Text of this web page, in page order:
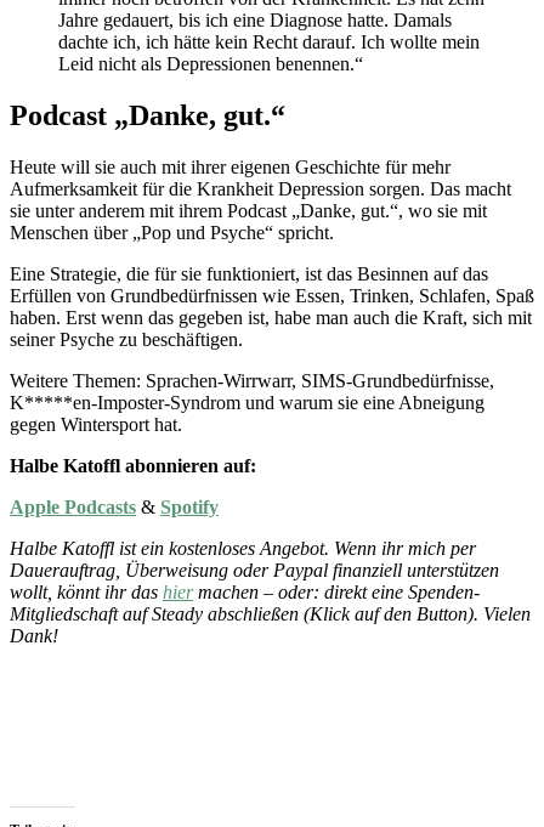
Jahre gedauert, bis ich eine Diagnose hatte. Damals
dachte ich, ich hätte kein Recht darauf. Ich wollte mein
Leid nicht als Depressionen benennen.“
Podcast „Danke, gut.“
Heute will sie auch mit ihrer eigenen Geschichte für mehr
Aufmerksamkeit für die Krankheit Depression sorgen. Das macht
sie unter anderem mit ihrem Podcast „Danke, gut.“, wo sie mit
Menschen über „Pop und Psyche“ spricht.
Eine Strategie, die für sie funktioniert, ist das Besinnen auf das
Erfüllen von Grundbedürfnissen wie Essen, Trinken, Schlafen, Spaß
haben. Erst wenn das gegeben ist, habe man auch die Kraft, sich mit
seiner Psyche zu beschäftigen.
Weitere Themen: Sprachen-Wirrwarr, SIMS-Grundbedürfnisse,
K*****en-Imposter-Syndrom und warum sie eine Abneigung
gegen Wintersport hat.
Halbe Katoffl abonnieren auf:
Apple Podcasts & Spotify
Halbe Katoffl ist ein kostenloses Angebot. Wenn ihr mich per
Dauerauftrag, Überweisung oder Paypal finanziell unterstützen
wollt, könnt ihr das hiermachen – oder: direkt eine Spenden-
Mitgliedschaft auf Steady abschließen (Klick auf den Button). Vielen
Dank!